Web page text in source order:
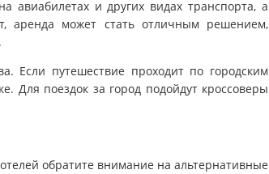
авиабилетах и других видах транспорта, а
аренда может стать отличным решением,
Если путешествие проходит по городским
Для поездок за город подойдут кроссоверы
обратите внимание на альтернативные